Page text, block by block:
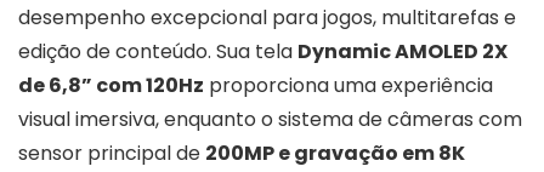
desempenho excepcional para jogos, multitarefas e
edição de conteúdo. Sua tela Dynamic AMOLED 2X
de 6,8” com 120Hz proporciona uma experiência
visual imersiva, enquanto o sistema de câmeras com
sensor principal de 200MP e gravação em 8K